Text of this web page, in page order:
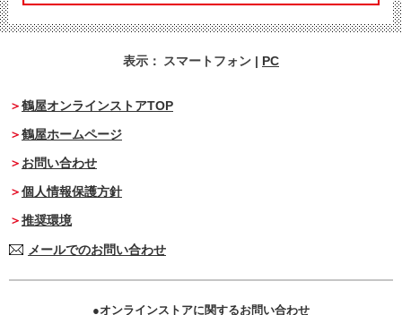
表示： スマートフォン | PC
鶴屋オンラインストアTOP
鶴屋ホームページ
お問い合わせ
個人情報保護方針
推奨環境
メールでのお問い合わせ
オンラインストアに関するお問い合わせ